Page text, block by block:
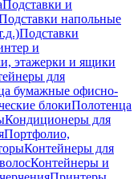
Подставки и
напольные
Подставки
и
этажерки и ящики
для
бумажные офисно-
блокиПолотенца
Кондиционеры для
Портфолио,
Контейнеры для
Контейнеры и